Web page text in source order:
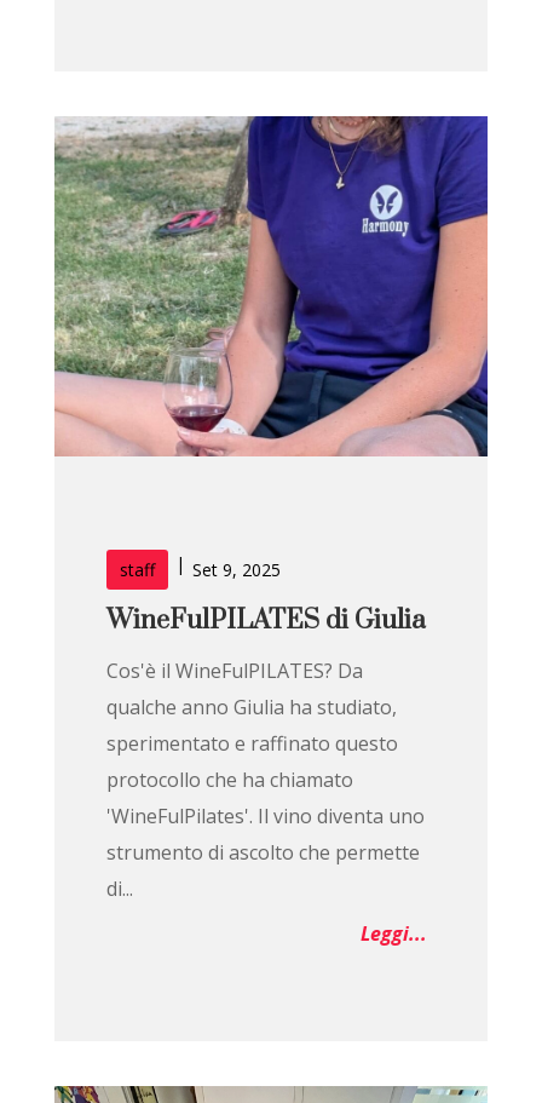
staff | Set 9, 2025
WineFulPILATES di Giulia
Cos'è il WineFulPILATES? Da
qualche anno Giulia ha studiato,
sperimentato e raffinato questo
protocollo che ha chiamato
'WineFulPilates'. Il vino diventa uno
strumento di ascolto che permette
di...
Leggi...